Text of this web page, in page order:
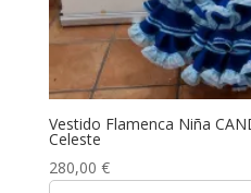
Vestido Flamenca Niña
Celeste
280,00 €